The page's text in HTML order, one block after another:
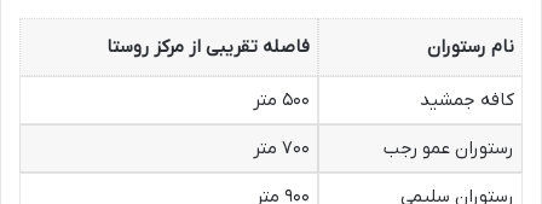
نام رستوران فاصله تقریبی از مرکز روستا
کافه جمشید
۵۰۰ متر
رستوران عمو رجب
۷۰۰ متر
رستوران سلیمی
۹۰۰ متر